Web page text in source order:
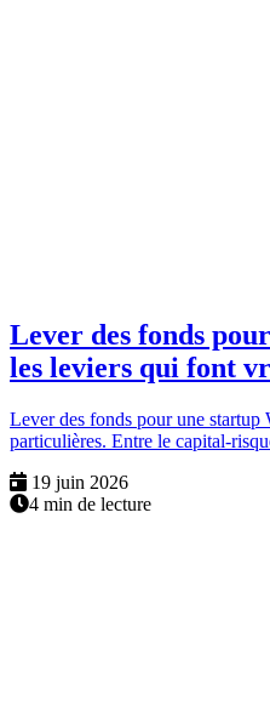
Lever des fonds
les leviers qui font
Lever des fonds pour une startup
particulières. Entre le capital-
19 juin 2026
4 min de lecture